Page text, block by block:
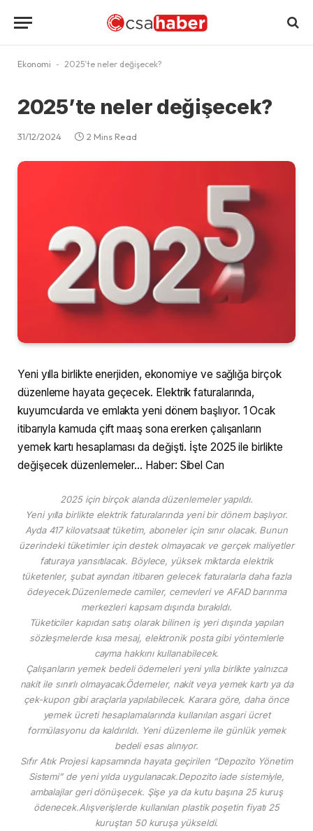
Ekonomi - 2025’te neler değişecek?
2025’te neler değişecek?
31/12/2024 2 Mins Read
Yeni yılla birlikte enerjiden, ekonomiye ve sağlığa birçok
düzenleme hayata geçecek. Elektrik faturalarında,
kuyumcularda ve emlakta yeni dönem başlıyor. 1 Ocak
itibarıyla kamuda çift maaş sona ererken çalışanların
yemek kartı hesaplaması da değişti. İşte 2025 ile birlikte
değişecek düzenlemeler… Haber: Sibel Can
2025 için birçok alanda düzenlemeler yapıldı.
Yeni yılla birlikte elektrik faturalarında yeni bir dönem başlıyor.
Ayda 417 kilovatsaat tüketim, aboneler için sınır olacak. Bunun
üzerindeki tüketimler için destek olmayacak ve gerçek maliyetler
faturaya yansıtılacak. Böylece, yüksek miktarda elektrik
tüketenler, şubat ayından itibaren gelecek faturalarla daha fazla
ödeyecek.Düzenlemede camiler, cemevleri ve AFAD barınma
merkezleri kapsam dışında bırakıldı.
Tüketiciler kapıdan satış olarak bilinen iş yeri dışında yapılan
sözleşmelerde kısa mesaj, elektronik posta gibi yöntemlerle
cayma hakkını kullanabilecek.
Çalışanların yemek bedeli ödemeleri yeni yılla birlikte yalnızca
nakit ile sınırlı olmayacak.Ödemeler, nakit veya yemek kartı ya da
çek-kupon gibi araçlarla yapılabilecek. Karara göre, daha önce
yemek ücreti hesaplamalarında kullanılan asgari ücret
formülasyonu da kaldırıldı. Yeni düzenleme ile günlük yemek
bedeli esas alınıyor.
Sıfır Atık Projesi kapsamında hayata geçirilen “Depozito Yönetim
Sistemi” de yeni yılda uygulanacak.Depozito iade sistemiyle,
ambalajlar geri dönüşecek. Şişe ya da kutu başına 25 kuruş
ödenecek.Alışverişlerde kullanılan plastik poşetin fiyatı 25
kuruştan 50 kuruşa yükseldi.